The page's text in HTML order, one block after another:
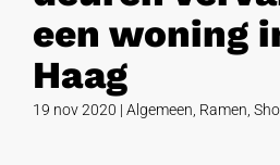
een woning
Haag
19 nov 2020 | Algemeen Ramen